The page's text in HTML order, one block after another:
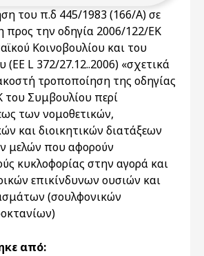
του π.δ 445/1983 (166/Α) σε
προς την οδηγία 2006/122/ΕΚ
Κοινοβουλίου και του
(EE L 372/27.12..2006) «σχετικά
τροποποίηση της οδηγίας
Συμβουλίου περί
των νομοθετικών,
και διοικητικών διατάξεων
μελών που αφορούν
κυκλοφορίας στην αγορά και
επικίνδυνων ουσιών και
(σουλφονικών
από: